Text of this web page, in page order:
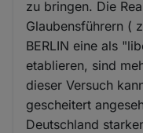
zu bringen. Die
Glaubensführern (
BERLIN eine als
etablieren, sind
dieser Versuch
gescheitert
Deutschland